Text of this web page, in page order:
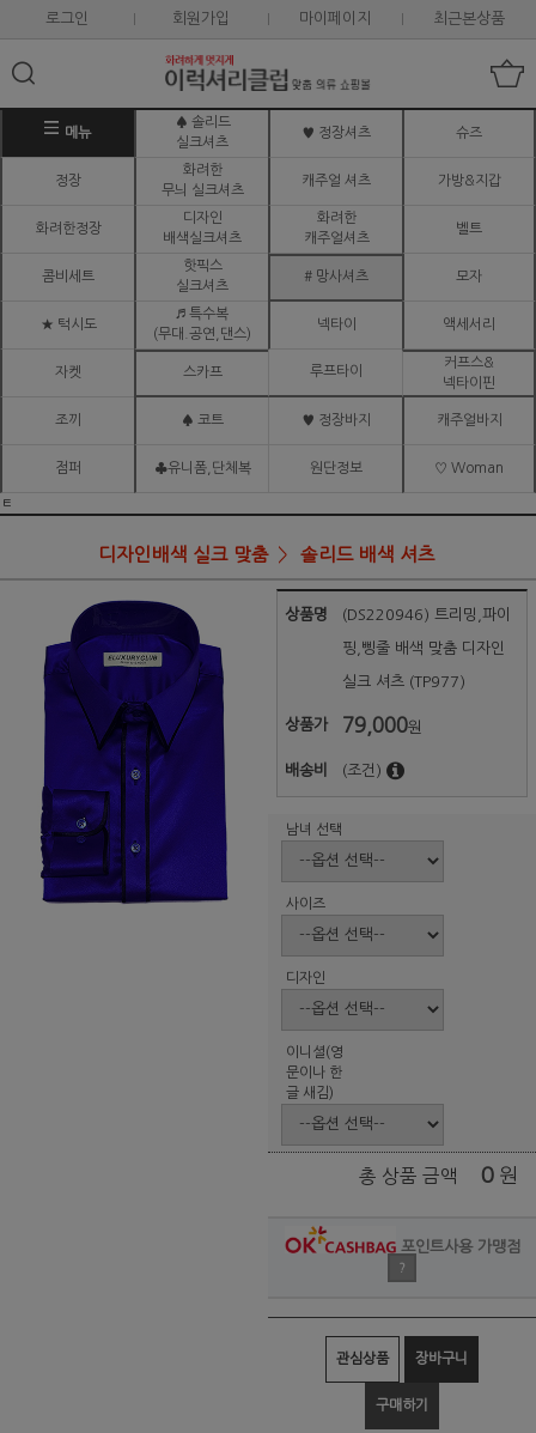
로그인 회원가입 마이페이지 최근본상품
메뉴
♠ 솔리드
실크셔츠
♥ 정장셔츠 슈즈
정장
화려한
무늬 실크셔츠
캐주얼 셔츠 가방&지갑
화려한정장
디자인
배색실크셔츠
화려한
캐주얼셔츠
벨트
콤비세트
핫픽스
실크셔츠
# 망사셔츠 모자
★ 턱시도
♬ 특수복
(무대.공연,댄스)
넥타이 액세서리
자켓 스카프 루프타이
커프스&
넥타이핀
조끼 ♠ 코트 ♥ 정장바지 캐주얼바지
점퍼 ♣유니폼,단체복 원단정보 ♡ Woman
ㅌ
디자인배색 실크 맞춤 솔리드 배색 셔츠
상품명 (DS220946) 트리밍,파이
핑,삥줄 배색 맞춤 디자인
실크 셔츠 (TP977)
상품가 79,000원
배송비 (조건)
남녀 선택
사이즈
디자인
이니셜(영
문이나 한
글 새김)
총 상품 금액 0 원
포인트사용 가맹점
?
관심상품 장바구니
구매하기